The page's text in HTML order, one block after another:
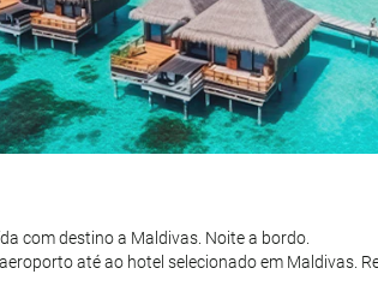
com destino a Maldivas. Noite a bordo.
até ao hotel selecionado em Maldivas.
transfer até ao aeroporto. Voo de Maldivas a
de dia livre. Alojamento.